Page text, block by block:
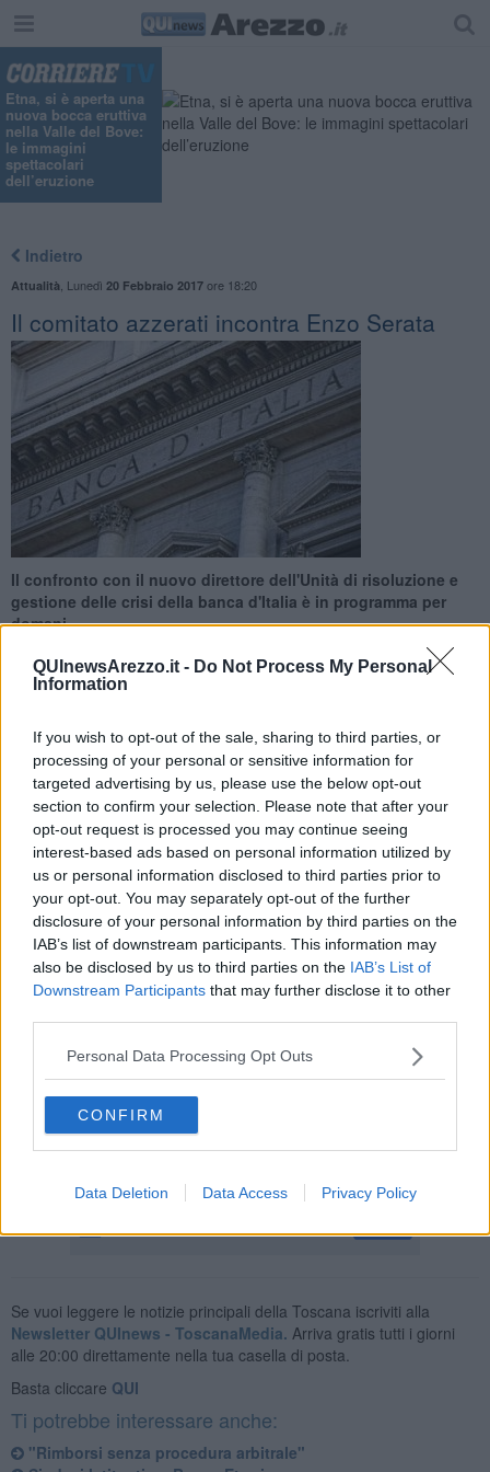
QUInewsArezzo.it - Do Not Process My Personal
Information
If you wish to opt-out of the sale, sharing to third parties, or
processing of your personal or sensitive information for
targeted advertising by us, please use the below opt-out
section to confirm your selection. Please note that after your
opt-out request is processed you may continue seeing
interest-based ads based on personal information utilized by
us or personal information disclosed to third parties prior to
your opt-out. You may separately opt-out of the further
disclosure of your personal information by third parties on the
IAB’s list of downstream participants. This information may
also be disclosed by us to third parties on the IAB’s List of
Downstream Participants that may further disclose it to other
Personal Data Processing Opt Outs
CONFIRM
Data Deletion Data Access Privacy Policy
Etna, si è aperta una
nuova bocca eruttiva
nella Valle del Bove:
le immagini
spettacolari
dell’eruzione
Indietro
Attualità Lunedì 20 Febbraio 2017ore 18:20
Il comitato azzerati incontra Enzo Serata
Il confronto con il nuovo direttore dell'Unità di risoluzione e
gestione delle crisi della banca d'Italia è in programma per
domani
AREZZO —Il Comitato risparmiatori azzerati dal Salva-Banche
guidato daSilvia Battistelli, Vincenzo LacroceeAlvise Aguti,
incontrerà Enzo Serata nella filiale della Banca d'Italia di via XXV
aprile.
In una nota il comitato specifica quali saranno gli obiettivi del
confronto con Serata: fissare un incontro con la nuova
amministrazione Ubi, che si è aggiudicata Banca Etruria, Banca
Marche e CariChieti ad un valore simbolico di un euro, ottenendo
anche crediti d'imposta per 600 milioni di euro, maturati nelle
vecchie banche per il sacrificio imposto ai risparmiatori con
l''azzeramento di valore di obbligazioni ed azioni. Il comitato
cui sono stati ceduti i crediti in sofferenza delle 4 banche, anche
agli obbligazionisti ed azionisti azzerati, attraverso l''emissione di
strumenti finanziari partecipativi.
Se vuoi leggere le notizie principali della Toscana iscriviti alla
Newsletter QUInews - ToscanaMedia. Arriva gratis tutti i giorni
alle 20:00 direttamente nella tua casella di posta.
Basta cliccare QUI
Ti potrebbe interessare anche:
"Rimborsi senza procedura arbitrale"